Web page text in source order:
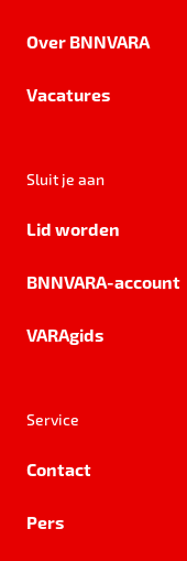
Over BNNVARA
Vacatures
Sluit je aan
Lid worden
BNNVARA-account
VARAgids
Service
Contact
Pers